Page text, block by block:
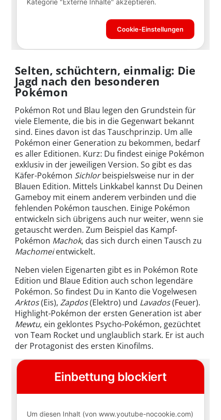
Selten, schüchtern, einmalig: Die
Jagd nach den besonderen
Pokémon
Pokémon Rot und Blau legen den Grundstein für
viele Elemente, die bis in die Gegenwart bekannt
sind. Eines davon ist das Tauschprinzip. Um alle
Pokémon einer Generation zu bekommen, bedarf
es aller Editionen. Kurz: Du findest einige Pokémon
exklusiv in der jeweiligen Version. So gibt es das
Käfer-Pokémon Sichlorbeispielsweise nur in der
Blauen Edition. Mittels Linkkabel kannst Du Deinen
Gameboy mit einem anderem verbinden und die
fehlenden Pokémon tauschen. Einige Pokémon
entwickeln sich übrigens auch nur weiter, wenn sie
getauscht werden. Zum Beispiel das Kampf-
Pokémon Machok, das sich durch einen Tausch zu
Machomeientwickelt.
Neben vielen Eigenarten gibt es in Pokémon Rote
Edition und Blaue Edition auch schon legendäre
Pokémon. So findest Du in Kanto die Vogelwesen
Arktos(Eis), Zapdos(Elektro) und Lavados(Feuer).
Highlight-Pokémon der ersten Generation ist aber
Mewtu, ein geklontes Psycho-Pokémon, gezüchtet
von Team Rocket und unglaublich stark. Er ist auch
der Protagonist des ersten Kinofilms.